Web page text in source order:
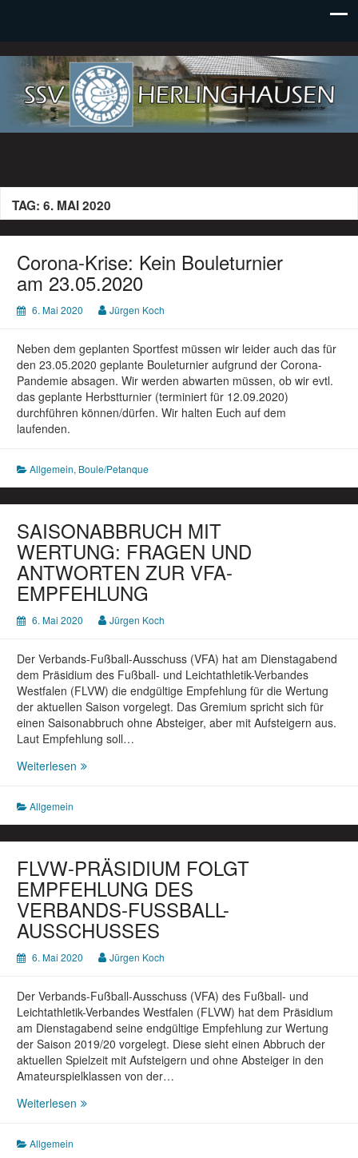
SSV Herlinghausen e. V.
TAG: 6. MAI 2020
Corona-Krise: Kein Bouleturnier
am 23.05.2020
6. Mai 2020 Jürgen Koch
Neben dem geplanten Sportfest müssen wir leider auch das für
den 23.05.2020 geplante Bouleturnier aufgrund der Corona-
Pandemie absagen. Wir werden abwarten müssen, ob wir evtl.
das geplante Herbstturnier (terminiert für 12.09.2020)
durchführen können/dürfen. Wir halten Euch auf dem
laufenden.
Allgemein, Boule/Petanque
SAISONABBRUCH MIT
WERTUNG: FRAGEN UND
ANTWORTEN ZUR VFA-
EMPFEHLUNG
6. Mai 2020 Jürgen Koch
Der Verbands-Fußball-Ausschuss (VFA) hat am Dienstagabend
dem Präsidium des Fußball- und Leichtathletik-Verbandes
Westfalen (FLVW) die endgültige Empfehlung für die Wertung
der aktuellen Saison vorgelegt. Das Gremium spricht sich für
einen Saisonabbruch ohne Absteiger, aber mit Aufsteigern aus.
Laut Empfehlung soll…
Weiterlesen SAISONABBRUCH
UND
ANTWORTEN
ZUR
VFA-
EMPFEHLUNG
Allgemein
FLVW-PRÄSIDIUM FOLGT
EMPFEHLUNG DES
VERBANDS-FUSSBALL-
AUSSCHUSSES
6. Mai 2020 Jürgen Koch
Der Verbands-Fußball-Ausschuss (VFA) des Fußball- und
Leichtathletik-Verbandes Westfalen (FLVW) hat dem Präsidium
am Dienstagabend seine endgültige Empfehlung zur Wertung
der Saison 2019/20 vorgelegt. Diese sieht einen Abbruch der
aktuellen Spielzeit mit Aufsteigern und ohne Absteiger in den
Amateurspielklassen von der…
Weiterlesen FLVW-
Allgemein